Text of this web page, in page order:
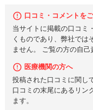
口コミ・コメントを
当サイトに掲載の口コミ
くものであり、弊社では
ません。 ご覧の方の自己
医療機関の方へ
投稿された口コミに関し
口コミの末尾にあるリン
ます。